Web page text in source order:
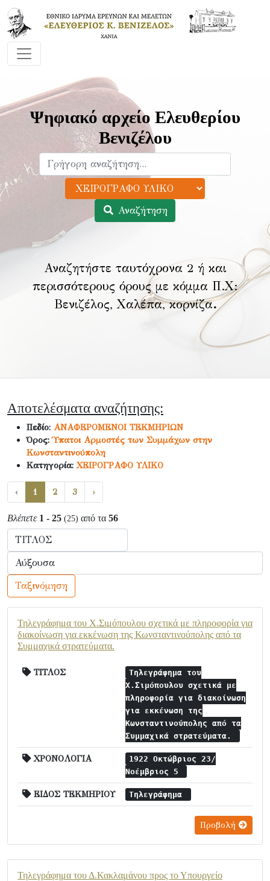
Ψηφιακό αρχείο Ελευθερίου
Βενιζέλου
Αναζήτηση
Αναζητήστε ταυτόχρονα 2 ή και
περισσότερους όρους με κόμμα Π.Χ:
Βενιζέλος, Χαλέπα, κορνίζα.
Αποτελέσματα αναζήτησης:
Πεδίο: ΑΝΑΦΕΡΟΜΕΝΟΙ ΤΕΚΜΗΡΙΩΝ
Όρος:Ύπατοι Αρμοστές των Συμμάχων στην
Κωνσταντινούπολη
Κατηγορία:ΧΕΙΡΟΓΡΑΦΟ ΥΛΙΚΟ
‹ 1 2 3 ›
Βλέπετε 1 - 25 (25) από τα 56
Ταξινόμηση
Τηλεγράφημα του Χ.Σιμόπουλου σχετικά με πληροφορία για
διακοίνωση για εκκένωση της Κωνσταντινούπολης από τα
Συμμαχικά στρατεύματα.
ΤΙΤΛΟΣ
Τηλεγράφημα του
Χ.Σιμόπουλου σχετικά με
πληροφορία για διακοίνωση
για εκκένωση της
Κωνσταντινούπολης από τα
Συμμαχικά στρατεύματα.
ΧΡΟΝΟΛΟΓΙΑ
1922 Οκτώβριος 23/
Νοέμβριος 5
ΕΙΔΟΣ ΤΕΚΜΗΡΙΟΥ Τηλεγράφημα
Προβολή
Τηλεγράφημα του Δ.Κακλαμάνου προς το Υπουργείο